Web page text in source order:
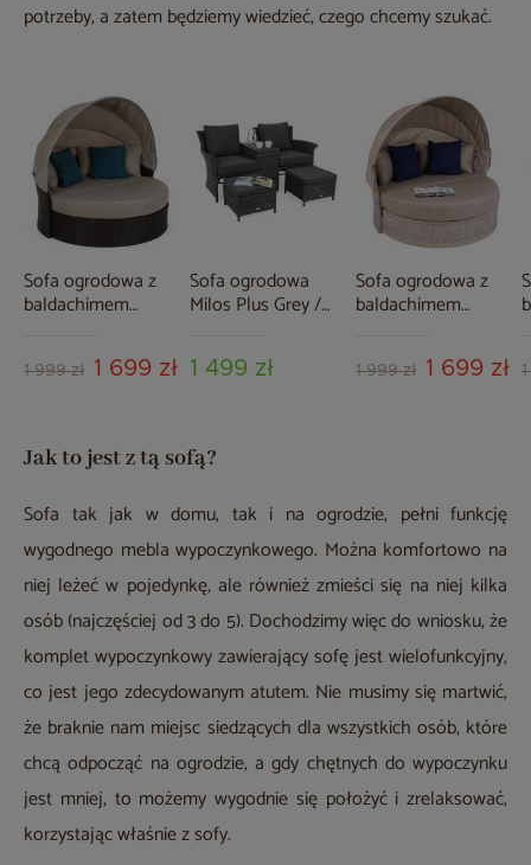
potrzeby, a zatem będziemy wiedzieć, czego chcemy szukać.
Sofa ogrodowa z
baldachimem
/ Brown Melange
1 999 zł 1 699 zł
Sofa ogrodowa
Milos Plus Grey /
1 499 zł
Sofa ogrodowa z
baldachimem
Brown Melange
1 999 zł 1 699 zł
Jak to jest z tą sofą?
Sofa tak jak w domu, tak i na ogrodzie, pełni funkcję
wygodnego mebla wypoczynkowego. Można komfortowo na
niej leżeć w pojedynkę, ale również zmieści się na niej kilka
osób (najczęściej od 3 do 5). Dochodzimy więc do wniosku, że
komplet wypoczynkowy zawierający sofę jest wielofunkcyjny,
co jest jego zdecydowanym atutem. Nie musimy się martwić,
że braknie nam miejsc siedzących dla wszystkich osób, które
chcą odpocząć na ogrodzie, a gdy chętnych do wypoczynku
jest mniej, to możemy wygodnie się położyć i zrelaksować,
korzystając właśnie z sofy.